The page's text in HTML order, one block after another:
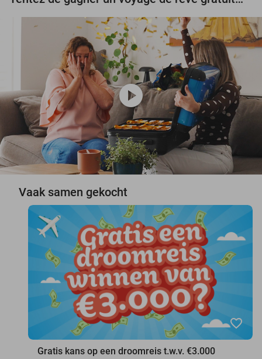
play_circle
Vaak samen gekocht
favorite_border
Gratis kans op een droomreis t.w.v. €3.000